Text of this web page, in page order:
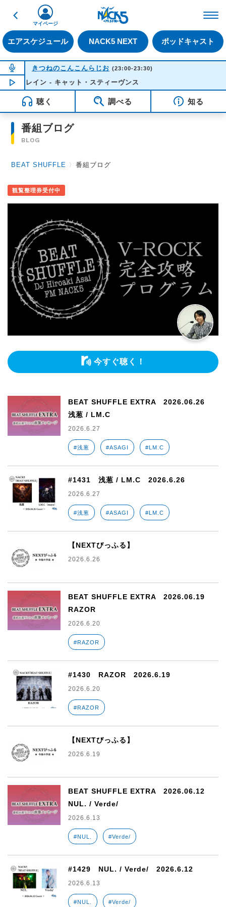
戻る
エアスケジュール NACK5 NEXT ポッドキャスト
マイページ
NOW ON AIR
きつねのこんこんらじお (23:00-23:30)
NOW PLAYING 22:50
トレイン - キャット・スティーヴンス
聴く 調べる 知る
番組ブログ
BLOG
BEAT SHUFFLE 〉番組ブログ
観覧整理券受付中
今すぐ聴く！
BEAT SHUFFLE EXTRA 2026.06.26
浅葱 / LM.C
2026.6.27
#浅葱 #ASAGI #LM.C
#1431 浅葱 / LM.C 2026.6.26
2026.6.27
#浅葱 #ASAGI #LM.C
【NEXTびっふる】
2026.6.26
BEAT SHUFFLE EXTRA 2026.06.19
RAZOR
2026.6.20
#RAZOR
#1430 RAZOR 2026.6.19
2026.6.20
#RAZOR
【NEXTびっふる】
2026.6.19
BEAT SHUFFLE EXTRA 2026.06.12
NUL. / Verde/
2026.6.13
#NUL. #Verde/
#1429 NUL. / Verde/ 2026.6.12
2026.6.13
#NUL. #Verde/